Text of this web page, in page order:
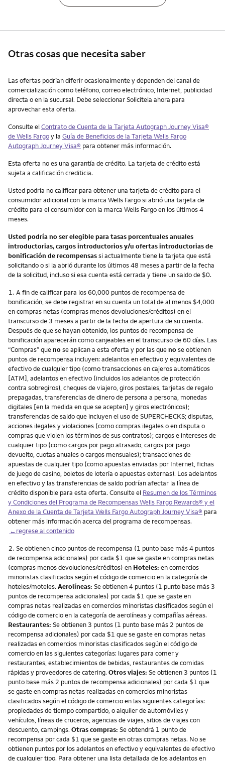
Otras cosas que necesita saber
Otras cosas que necesita saber
Las ofertas podrían diferir ocasionalmente y dependen del canal de
comercialización como teléfono, correo electrónico, Internet, publicidad
directa o en la sucursal. Debe seleccionar Solicítela ahora para
aprovechar esta oferta.
Consulte elContrato de Cuenta de la Tarjeta Autograph Journey Visa®
de Wells Fargoy la Guía de Beneficios de la Tarjeta Wells Fargo
Autograph Journey Visa® para obtener más información.
Esta oferta no es una garantía de crédito. La tarjeta de crédito está
sujeta a calificación crediticia.
Usted podría no calificar para obtener una tarjeta de crédito para el
consumidor adicional con la marca Wells Fargo si abrió una tarjeta de
crédito para el consumidor con la marca Wells Fargo en los últimos 4
meses.
Usted podría no ser elegible para tasas porcentuales anuales
introductorias, cargos introductorios y/u ofertas introductorias de
bonificación de recompensassi actualmente tiene la tarjeta que está
solicitando o si la abrió durante los últimos 48 meses a partir de la fecha
de la solicitud, incluso si esa cuenta está cerrada y tiene un saldo de $0.
Nota
1. A fin de calificar para los 60,000 puntos de recompensa de
bonificación, se debe registrar en su cuenta un total de al menos $4,000
en compras netas (compras menos devoluciones/créditos) en el
transcurso de 3 meses a partir de la fecha de apertura de su cuenta.
Después de que se hayan obtenido, los puntos de recompensa de
bonificación aparecerán como canjeables en el transcurso de 60 días. Las
“Compras” quenose aplican a esta oferta y por las quenose obtienen
puntos de recompensa incluyen: adelantos en efectivo y equivalentes de
efectivo de cualquier tipo (como transacciones en cajeros automáticos
[ATM], adelantos en efectivo (incluidos los adelantos de protección
contra sobregiros), cheques de viajero, giros postales, tarjetas de regalo
prepagadas, transferencias de dinero de persona a persona, monedas
digitales [en la medida en que se acepten] y giros electrónicos);
transferencias de saldo que incluyen el uso de SUPERCHECKS; disputas,
acciones ilegales y violaciones (como compras ilegales o en disputa o
compras que violen los términos de sus contratos); cargos e intereses de
cualquier tipo (como cargos por pago atrasado, cargos por pago
devuelto, cuotas anuales o cargos mensuales); transacciones de
apuestas de cualquier tipo (como apuestas enviadas por Internet, fichas
de juego de casino, boletos de lotería o apuestas externas). Los adelantos
en efectivo y las transferencias de saldo podrían afectar la línea de
crédito disponible para esta oferta. Consulte el Resumen de los Términos
y Condiciones del Programa de Recompensas Wells Fargo Rewards® y el
Anexo de la Cuenta de Tarjeta Wells Fargo Autograph Journey Visa® para
obtener más información acerca del programa de recompensas.
←regrese al contenido
Nota
2. Se obtienen cinco puntos de recompensa (1 punto base más 4 puntos
de recompensa adicionales) por cada $1 que se gaste en compras netas
(compras menos devoluciones/créditos) en Hoteles: en comercios
minoristas clasificados según el código de comercio en la categoría de
hoteles/moteles. Aerolíneas: Se obtienen 4 puntos (1 punto base más 3
puntos de recompensa adicionales) por cada $1 que se gaste en
compras netas realizadas en comercios minoristas clasificados según el
código de comercio en la categoría de aerolíneas y compañías aéreas.
Restaurantes: Se obtienen 3 puntos (1 punto base más 2 puntos de
recompensa adicionales) por cada $1 que se gaste en compras netas
realizadas en comercios minoristas clasificados según el código de
comercio en las siguientes categorías: lugares para comer y
restaurantes, establecimientos de bebidas, restaurantes de comidas
rápidas y proveedores de catering. Otros viajes: Se obtienen 3 puntos (1
punto base más 2 puntos de recompensa adicionales) por cada $1 que
se gaste en compras netas realizadas en comercios minoristas
clasificados según el código de comercio en las siguientes categorías:
propiedades de tiempo compartido, o alquiler de automóviles y
vehículos, líneas de cruceros, agencias de viajes, sitios de viajes con
descuento, campings. Otras compras: Se obtendrá 1 punto de
recompensa por cada $1 que se gaste en otras compras netas. No se
obtienen puntos por los adelantos en efectivo y equivalentes de efectivo
de cualquier tipo. Para obtener una lista detallada de los adelantos en